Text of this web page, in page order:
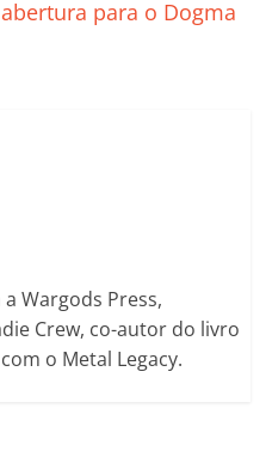
a k h
para o Dogma
Wargods Press,
Crew, co-autor do livro
o Metal Legacy.